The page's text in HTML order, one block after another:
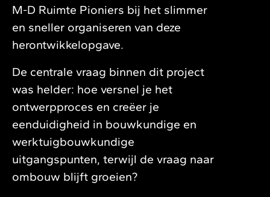
M-D Ruimte Pioniers bij het slimmer
en sneller organiseren van deze
herontwikkelopgave.
De centrale vraag binnen dit project
was helder: hoe versnel je het
ontwerpproces en creëer je
eenduidigheid in bouwkundige en
werktuigbouwkundige
uitgangspunten, terwijl de vraag naar
ombouw blijft groeien?